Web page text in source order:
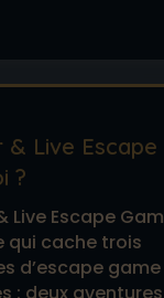
& Live Escape
?
Live Escape
qui cache trois
d’escape game
: deux aventures